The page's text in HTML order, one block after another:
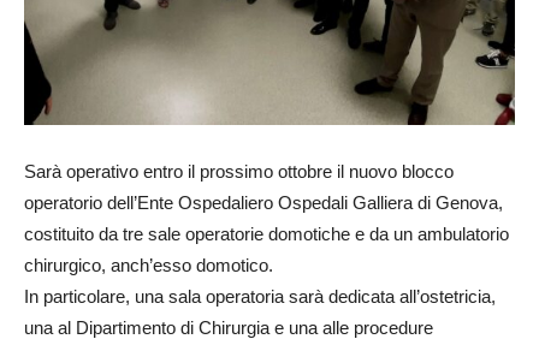
Sarà operativo entro il prossimo ottobre il nuovo blocco
operatorio dell’Ente Ospedaliero Ospedali Galliera di Genova,
costituito da tre sale operatorie domotiche e da un ambulatorio
chirurgico, anch’esso domotico.
In particolare, una sala operatoria sarà dedicata all’ostetricia,
una al Dipartimento di Chirurgia e una alle procedure